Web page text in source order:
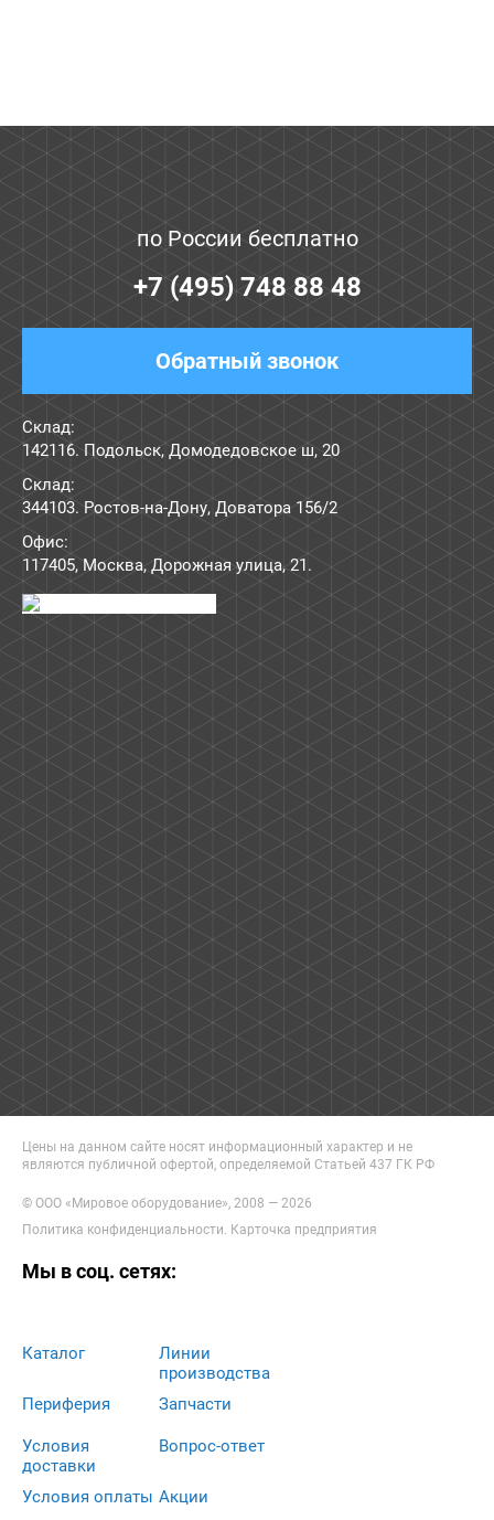
по России бесплатно
+7 (495) 748 88 48
Обратный звонок
Склад:
142116. Подольск, Домодедовское ш, 20
Склад:
344103. Ростов-на-Дону, Доватора 156/2
Офис:
117405, Москва, Дорожная улица, 21.
Цены на данном сайте носят информационный характер и не
являются публичной офертой, определяемой Статьей 437 ГК РФ
© ООО «Мировое оборудование», 2008 — 2026
Политика конфиденциальности Карточка предприятия
Мы в соц. сетях:
Каталог
Периферия
Линии
производства
Запчасти
Условия
доставки
Условия оплаты
Вопрос-ответ
Акции